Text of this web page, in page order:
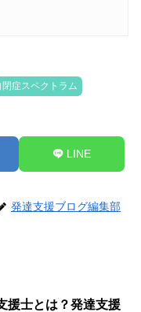
閉症スペクトラム
LINE
発達支援ブログ編集部
援士とは？発達支援